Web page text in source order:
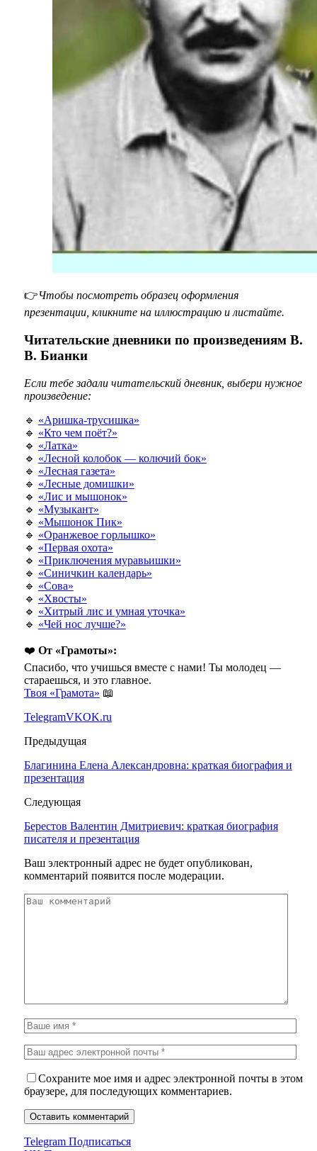
👉Чтобы посмотреть образец оформления
презентации, кликните на иллюстрацию и листайте.
Читательские дневники по произведениям В.
В. Бианки
Если тебе задали читательский дневник, выбери нужное
произведение:
🔹 «Аришка-трусишка»
🔹 «Кто чем поёт?»
🔹 «Латка»
🔹 «Лесной колобок — колючий бок»
🔹 «Лесная газета»
🔹 «Лесные домишки»
🔹 «Лис и мышонок»
🔹 «Музыкант»
🔹 «Мышонок Пик»
🔹 «Оранжевое горлышко»
🔹 «Первая охота»
🔹 «Приключения муравьишки»
🔹 «Синичкин календарь»
🔹 «Сова»
🔹 «Хвосты»
🔹 «Хитрый лис и умная уточка»
🔹 «Чей нос лучше?»
❤️ От «Грамоты»:
Спасибо, что учишься вместе с нами! Ты молодец —
стараешься, и это главное.
Твоя «Грамота» 📖
TelegramVKOK.ru
Предыдущая
Благинина Елена Александровна: краткая биография и
презентация
Следующая
Берестов Валентин Дмитриевич: краткая биография
писателя и презентация
Ваш электронный адрес не будет опубликован,
комментарий появится после модерации.
Сохраните мое имя и адрес электронной почты в этом
браузере, для последующих комментариев.
Telegram Подписаться